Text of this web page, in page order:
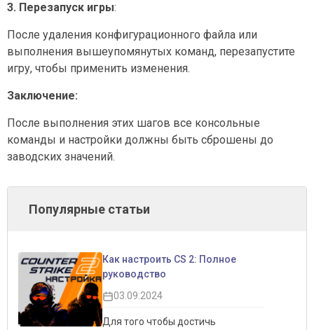
3. Перезапуск игры:
После удаления конфигурационного файла или
выполнения вышеупомянутых команд, перезапустите
игру, чтобы применить изменения.
Заключение:
После выполнения этих шагов все консольные
команды и настройки должны быть сброшены до
заводских значений.
Популярные статьи
Как настроить CS 2: Полное
руководство
03.09.2024
Для того чтобы достичь